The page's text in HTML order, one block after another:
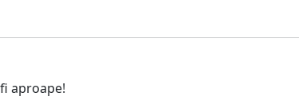
aproape!